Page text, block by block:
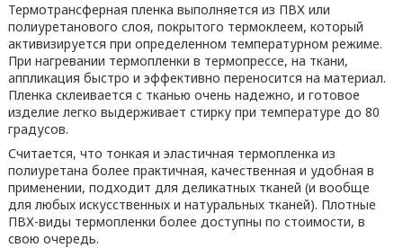
Термотрансферная пленка выполняется из ПВХ или
полиуретанового слоя, покрытого термоклеем, который
активизируется при определенном температурном режиме.
При нагревании термопленки в термопрессе, на ткани,
аппликация быстро и эффективно переносится на материал.
Пленка склеивается с тканью очень надежно, и готовое
изделие легко выдерживает стирку при температуре до 80
градусов.
Считается, что тонкая и эластичная термопленка из
полиуретана более практичная, качественная и удобная в
применении, подходит для деликатных тканей (и вообще
для любых искусственных и натуральных тканей). Плотные
ПВХ-виды термопленки более доступны по стоимости, в
свою очередь.